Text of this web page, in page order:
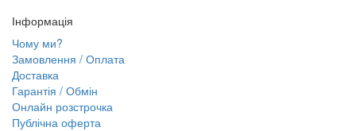
Інформація
Чому ми?
Замовлення / Оплата
Доставка
Гарантія / Обмін
Онлайн розстрочка
Публічна оферта